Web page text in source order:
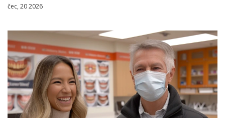
čec, 20 2026